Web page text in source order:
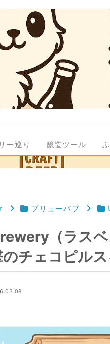
ー巡り 醸造ツール
ブリューパブ
（ラスベ
のチェコピル